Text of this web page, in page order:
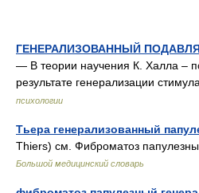
ГЕНЕРАЛИЗОВАННЫЙ
— В теории научения К. Халла –
результате генерализации
психологии
Тьера генерализованный
Thiers) см. Фиброматоз
Большой медицинский словарь